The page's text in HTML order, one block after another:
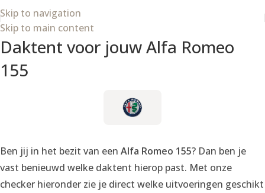
Skip to navigation
Skip to main content
Daktent voor jouw Alfa Romeo
155
Ben jij in het bezit van een Alfa Romeo 155? Dan ben je
vast benieuwd welke daktent hierop past. Met onze
checker hieronder zie je direct welke uitvoeringen geschikt